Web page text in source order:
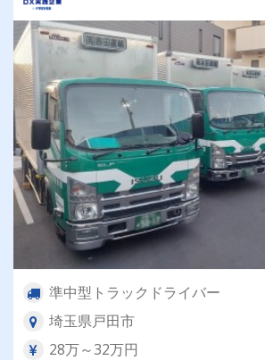
準中型トラックドライバー
埼玉県戸田市
28万～32万円